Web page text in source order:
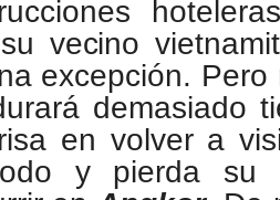
vecino
excepción.
demasiado
en volver a
y pierda su